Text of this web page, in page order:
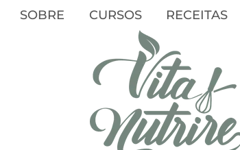
SOBRE CURSOS RECEITAS